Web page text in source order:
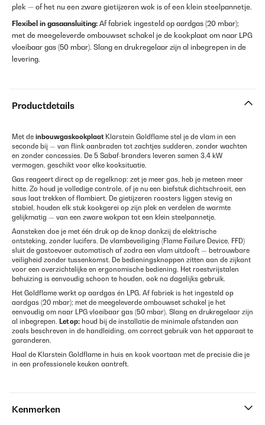
plek — of het nu een zware gietijzeren wok is of een klein steelpannetje.
Flexibel in gasaansluiting: Af fabriek ingesteld op aardgas (20 mbar);
met de meegeleverde ombouwset schakel je de kookplaat om naar LPG
vloeibaar gas (50 mbar). Slang en drukregelaar zijn al inbegrepen in de
levering.
Productdetails
Met de inbouwgaskookplaatKlarstein Goldflame stel je de vlam in een
seconde bij — van flink aanbraden tot zachtjes sudderen, zonder wachten
en zonder concessies. De 5 Sabaf-branders leveren samen 3,4 kW
vermogen, geschikt voor elke kooksituatie.
Gas reageert direct op de regelknop: zet je meer gas, heb je meteen meer
hitte. Zo houd je volledige controle, of je nu een biefstuk dichtschroeit, een
saus laat trekken of flambiert. De gietijzeren roosters liggen stevig en
stabiel, houden elk stuk kookgerei op zijn plek en verdelen de warmte
gelijkmatig — van een zware wokpan tot een klein steelpannetje.
Aansteken doe je met één druk op de knop dankzij de elektrische
ontsteking, zonder lucifers. De vlambeveiliging (Flame Failure Device, FFD)
sluit de gastoevoer automatisch af zodra een vlam uitdooft — betrouwbare
veiligheid zonder tussenkomst. De bedieningsknoppen zitten aan de zijkant
voor een overzichtelijke en ergonomische bediening. Het roestvrijstalen
behuizing is eenvoudig schoon te houden, ook na dagelijks gebruik.
Het Goldflame werkt op aardgas én LPG. Af fabriek is het ingesteld op
aardgas (20 mbar); met de meegeleverde ombouwset schakel je het
eenvoudig om naar LPG vloeibaar gas (50 mbar). Slang en drukregelaar zijn
al inbegrepen. Let op: houd bij de installatie de minimale afstanden aan
zoals beschreven in de handleiding, om correct gebruik van het apparaat te
garanderen.
Haal de Klarstein Goldflame in huis en kook voortaan met de precisie die je
in een professionele keuken aantreft.
Kenmerken